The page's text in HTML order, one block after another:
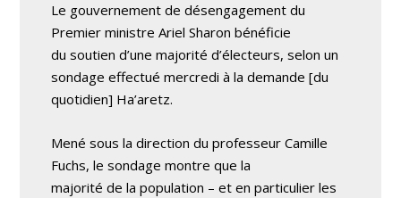
Le gouvernement de désengagement du
Premier ministre Ariel Sharon bénéficie
du soutien d’une majorité d’électeurs, selon un
sondage effectué mercredi à la demande [du
quotidien] Ha’aretz.
Mené sous la direction du professeur Camille
Fuchs, le sondage montre que la
majorité de la population – et en particulier les